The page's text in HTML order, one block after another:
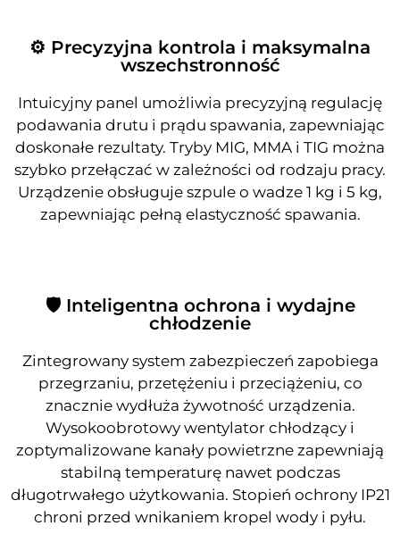
⚙️ Precyzyjna kontrola i maksymalna
wszechstronność
Intuicyjny panel umożliwia precyzyjną regulację
podawania drutu i prądu spawania, zapewniając
doskonałe rezultaty. Tryby MIG, MMA i TIG można
szybko przełączać w zależności od rodzaju pracy.
Urządzenie obsługuje szpule o wadze 1 kg i 5 kg,
zapewniając pełną elastyczność spawania.
🛡️ Inteligentna ochrona i wydajne
chłodzenie
Zintegrowany system zabezpieczeń zapobiega
przegrzaniu, przetężeniu i przeciążeniu, co
znacznie wydłuża żywotność urządzenia.
Wysokoobrotowy wentylator chłodzący i
zoptymalizowane kanały powietrzne zapewniają
stabilną temperaturę nawet podczas
długotrwałego użytkowania. Stopień ochrony IP21
chroni przed wnikaniem kropel wody i pyłu.